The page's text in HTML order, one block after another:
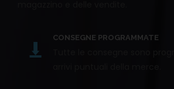
CONSEGNE PROGRAMMATE